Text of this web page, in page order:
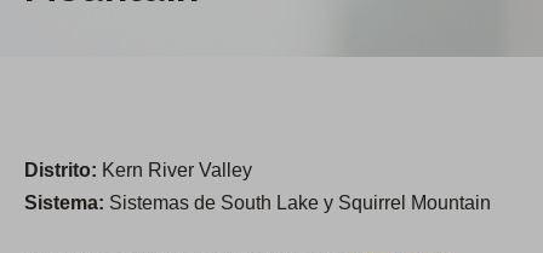
Distrito: Kern River Valley
Sistema: Sistemas de South Lake y Squirrel Mountain